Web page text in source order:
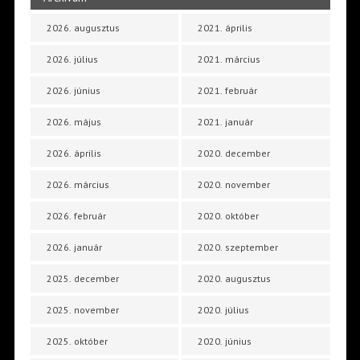
2026. augusztus
2026. július
2026. június
2026. május
2026. április
2026. március
2026. február
2026. január
2025. december
2025. november
2025. október
2021. április
2021. március
2021. február
2021. január
2020. december
2020. november
2020. október
2020. szeptember
2020. augusztus
2020. július
2020. június